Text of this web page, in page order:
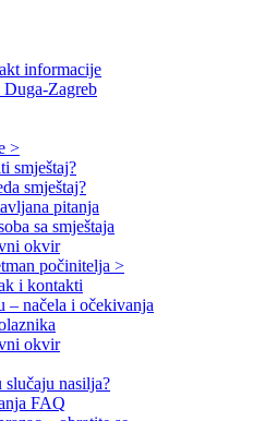
informacije
Zagreb
>
smještaj?
smještaj?
pitanja
sa smještaja
okvir
počinitelja >
i kontakti
– načela i očekivanja
okvir
slučaju nasilja?
FAQ